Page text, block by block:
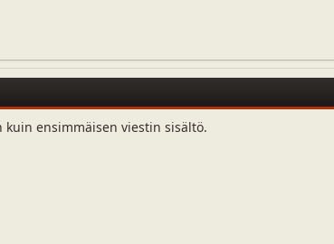
ensimmäisen viestin sisältö.